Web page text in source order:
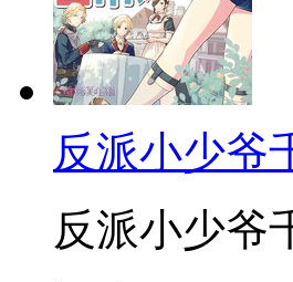
反派小少爷
反派小少爷